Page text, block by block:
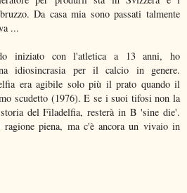
Da casa mia sono passati talmente
...
iniziato con l'atletica a 13 anni, ho
idiosincrasia per il calcio in genere.
era agibile solo più il prato quando il
scudetto (1976). E se i suoi tifosi non la
del Filadelfia, resterà in B 'sine die'.
piena, ma c'è ancora un vivaio in